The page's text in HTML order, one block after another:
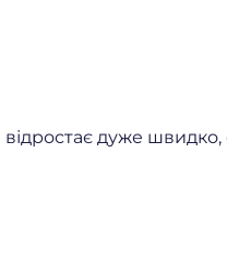
дуже швидко,